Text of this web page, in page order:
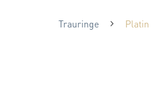
Trauringe Platin